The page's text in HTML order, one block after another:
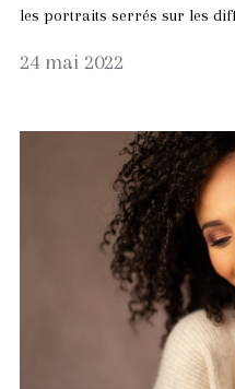
les portraits serrés sur les
24 mai 2022